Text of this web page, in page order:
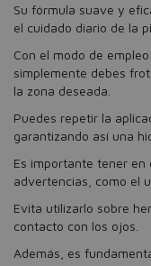
Su fórmula suave y
el cuidado diario de la
Con el modo de
simplemente debes
la zona deseada.
Puedes repetir la
garantizando así una
Es importante tener en
advertencias, como el
Evita utilizarlo sobre
contacto con los ojos.
Además, es